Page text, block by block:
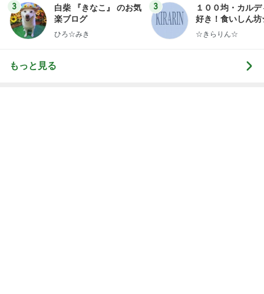
3
白柴 『きなこ』 のお気
楽ブログ
ひろ☆みき
3
１００均・カルデ
好き！食いしん
らりん☆のブログ
☆きらりん☆
もっと見る